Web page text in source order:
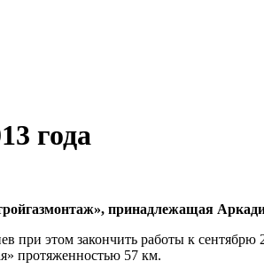
года
принадлежащая
при этом закончить работы к сентябрю
протяженностью 57 км.